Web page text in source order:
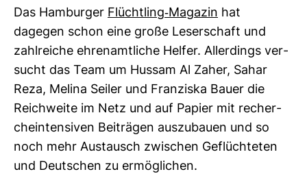
Das Ham­burger Flücht­ling-​Magazin hat
dagegen schon eine große Leser­schaft und
zahl­reiche ehren­amt­liche Helfer. Aller­dings ver­
sucht das Team um Hussam Al Zaher, Sahar
Reza, Melina Seiler und Fran­ziska Bauer die
Reich­weite im Netz und auf Papier mit recher­
che­in­ten­siven Bei­trägen aus­zu­bauen und so
noch mehr Aus­tausch zwi­schen Geflüch­teten
und Deut­schen zu ermög­li­chen.